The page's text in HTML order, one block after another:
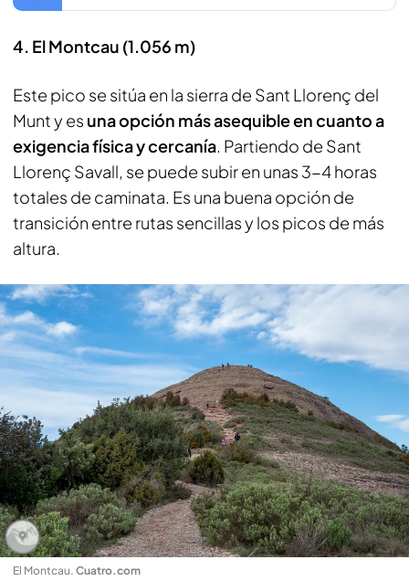
4. El Montcau (1.056 m)
Este pico se sitúa en la sierra de Sant Llorenç del
Munt y es una opción más asequible en cuanto a
exigencia física y cercanía. Partiendo de Sant
Llorenç Savall, se puede subir en unas 3-4 horas
totales de caminata. Es una buena opción de
transición entre rutas sencillas y los picos de más
altura.
El Montcau. Cuatro.com